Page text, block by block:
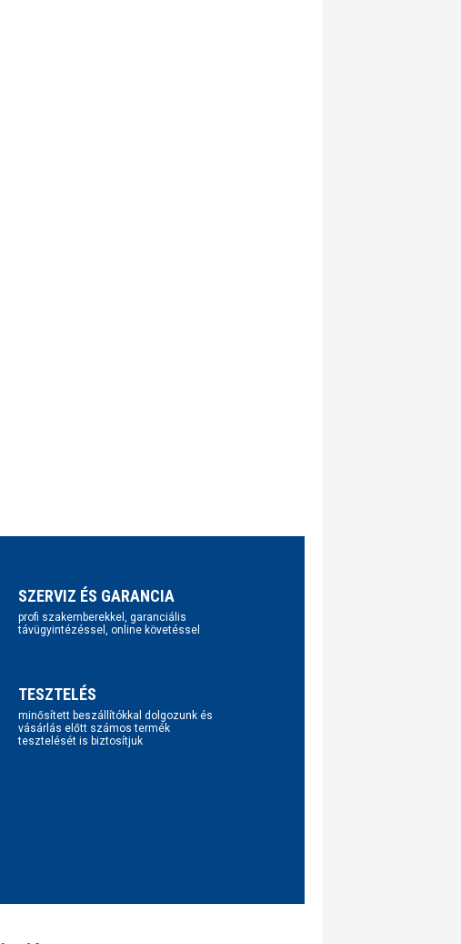
SZERVIZ ÉS GARANCIA
profi szakemberekkel, garanciális
távügyintézéssel, online követéssel
TESZTELÉS
minősített beszállítókkal dolgozunk és
vásárlás előtt számos termék
tesztelését is biztosítjuk